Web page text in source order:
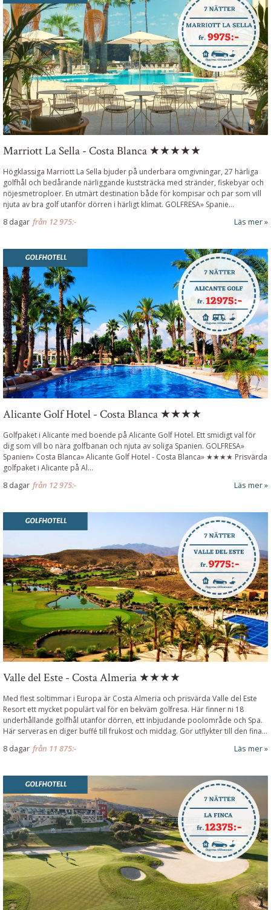
Marriott La Sella - Costa Blanca ★★★★★
Högklassiga Marriott La Sella bjuder på underbara omgivningar, 27 härliga
golfhål och bedårande närliggande kuststräcka med stränder, fiskebyar och
nöjesmetroploer. En utmärt destination både för kompisar och par som vill
njuta av bra golf utanför dörren i härligt klimat. GOLFRESA» Spanie...
8 dagar från 12 975:- Läs mer
Alicante Golf Hotel - Costa Blanca ★★★★
Golfpaket i Alicante med boende på Alicante Golf Hotel. Ett smidigt val för
dig som vill bo nära golfbanan och njuta av soliga Spanien. GOLFRESA»
Spanien» Costa Blanca» Alicante Golf Hotel - Costa Blanca» ★★★★ Prisvärda
golfpaket i Alicante på Al...
8 dagar från 12 975:- Läs mer
Valle del Este - Costa Almeria ★★★★
Med flest soltimmar i Europa är Costa Almeria och prisvärda Valle del Este
Resort ett mycket populärt val för en bekväm golfresa. Här finner ni 18
underhållande golfhål utanför dörren, ett inbjudande poolområde och Spa.
Här serveras en diger buffé till frukost och middag. Gör utflykter till den fina...
8 dagar från 11 875:- Läs mer